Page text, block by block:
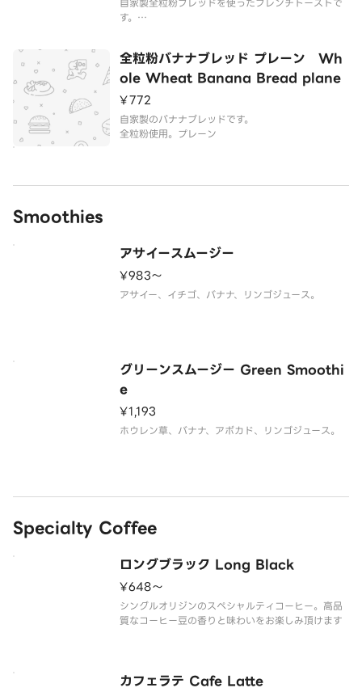
す。
ージです。
全粒粉バナナブレッド プレーン Wh
ole Wheat Banana Bread plane
¥772
自家製のバナナブレッドです。
全粒粉使用。プレーン
Smoothies
アサイースムージー
¥983〜
アサイー、イチゴ、バナナ、リンゴジュース。
グリーンスムージー Green Smoothi
e
¥1,193
ホウレン草、バナナ、アボカド、リンゴジュース。
Specialty Coffee
ロングブラック Long Black
¥648〜
シングルオリジンのスペシャルティコーヒー。高品
質なコーヒー豆の香りと味わいをお楽しみ頂けます
カフェラテ Cafe Latte